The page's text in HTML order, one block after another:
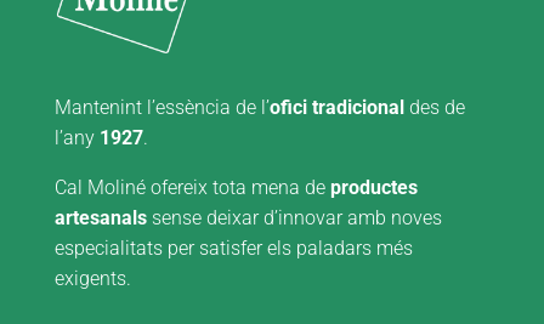
Mantenint l’essència de l’ofici tradicionaldes de
l’any 1927.
Cal Moliné ofereix tota mena de productes
artesanalssense deixar d’innovar amb noves
especialitats per satisfer els paladars més
exigents.